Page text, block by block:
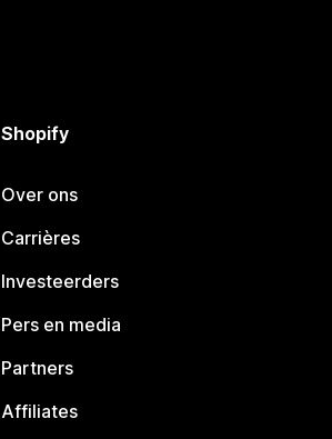
Shopify
Over ons
Carrières
Investeerders
Pers en media
Partners
Affiliates